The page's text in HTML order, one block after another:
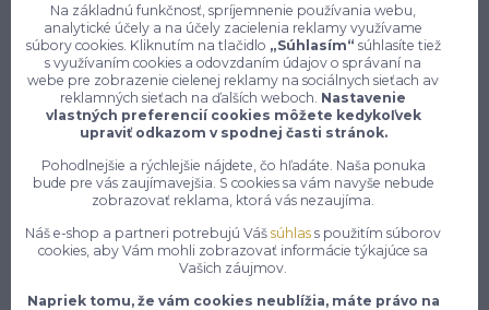
Konečne e-shop, kde nemusíte
vyberať medzi kvalitou a cenou,
pracovné aj voľnočasové oblečenie
pre mužov a ženy na jednom mieste,
Na základnú funkčnosť, spríjemnenie používania webu,
analytické účely a na účely zacielenia reklamy využívame
súbory cookies. Kliknutím na tlačidlo „Súhlasím“ súhlasíte tiež
s využívaním cookies a odovzdaním údajov o správaní na
webe pre zobrazenie cielenej reklamy na sociálnych sieťach av
reklamných sieťach na ďalších weboch. Nastavenie
vlastných preferencií cookies môžete kedykoľvek
upraviť odkazom v spodnej časti stránok.
Pohodlnejšie a rýchlejšie nájdete, čo hľadáte. Naša ponuka
bude pre vás zaujímavejšia. S cookies sa vám navyše nebude
zobrazovať reklama, ktorá vás nezaujíma.
Náš e-shop a partneri potrebujú Vášsúhlas s použitím súborov
cookies, aby Vám mohli zobrazovať informácie týkajúce sa
Vašich záujmov.
Napriek tomu, že vám cookies neublížia, máte právo na